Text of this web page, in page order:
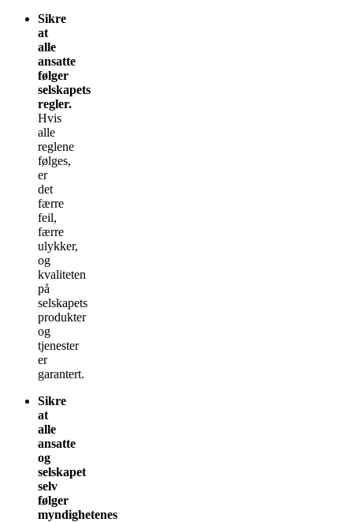
Sikre
at
alle
ansatte
følger
selskapets
regler.
Hvis
alle
reglene
følges,
er
det
færre
feil,
færre
ulykker,
og
kvaliteten
på
selskapets
produkter
og
tjenester
er
garantert.
Sikre
at
alle
ansatte
og
selskapet
selv
følger
myndighetenes